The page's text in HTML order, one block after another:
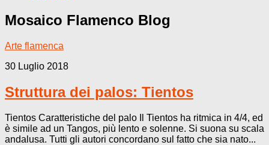
Mosaico Flamenco Blog
Arte flamenca
30 Luglio 2018
Struttura dei palos: Tientos
Tientos Caratteristiche del palo Il Tientos ha ritmica in 4/4, ed
è simile ad un Tangos, più lento e solenne. Si suona su scala
andalusa. Tutti gli autori concordano sul fatto che sia nato...